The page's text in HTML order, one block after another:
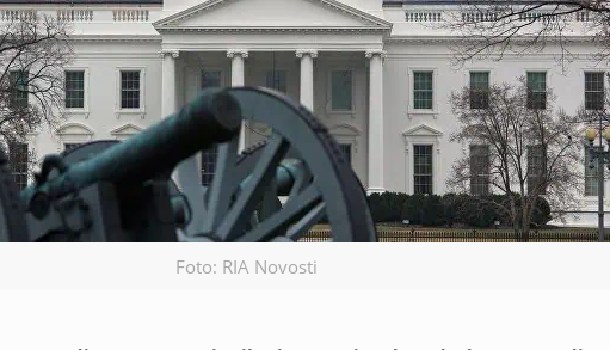
Foto: RIA Novosti